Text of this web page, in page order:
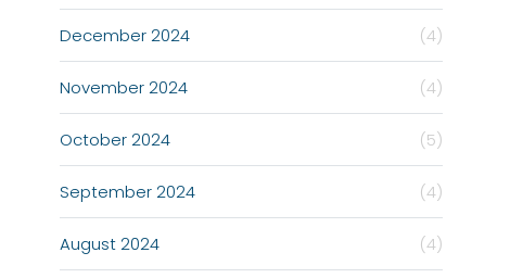
December 2024 (4)
November 2024 (4)
October 2024 (5)
September 2024 (4)
August 2024 (4)